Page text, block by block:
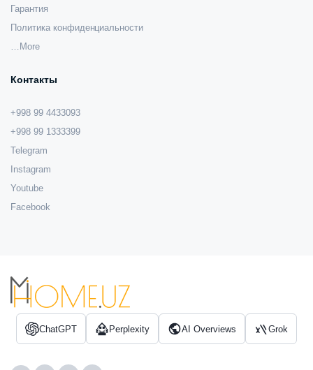
Гарантия
Политика конфиденциальности
…More
Контакты
+998 99 4433093
+998 99 1333399
Telegram
Instagram
Youtube
Facebook
ChatGPT Perplexity AI Overviews Grok